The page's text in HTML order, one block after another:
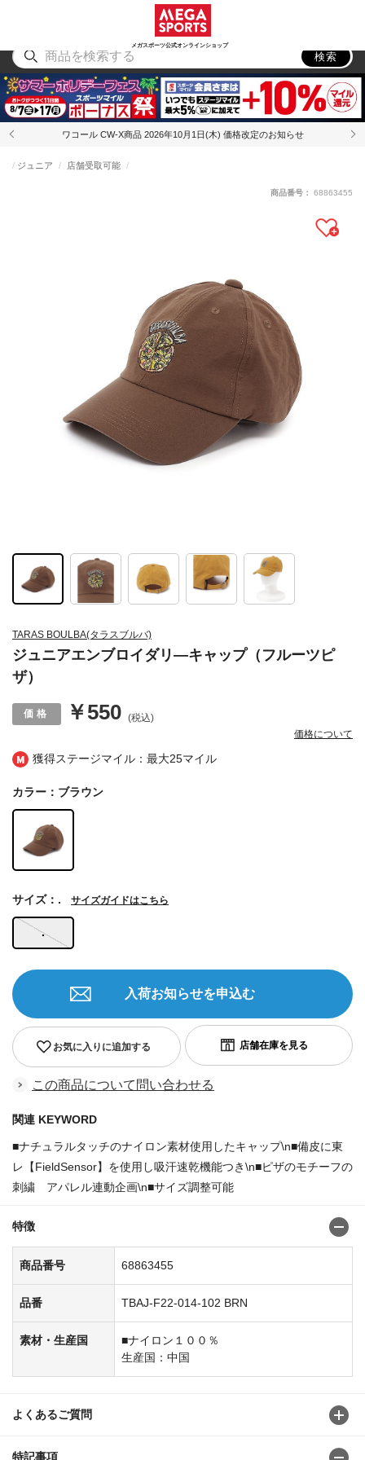
メガスポーツ公式オンラインショップ
アウトドア
検索
ワコール CW-X商品 2026年10月1日(木) 価格改定のお知らせ
獲得ステージマイル：最大25マイル
TARAS BOULBA(タラスブルバ)
ジュニアエンブロイダリ―キャップ（フルーツピ
ザ）
ジュニア 店舗受取可能
￥550 (税込)
価格について
商品番号： 68863455
カラー：ブラウン
.
サイズ：. サイズガイドはこちら
お気に入りに追加する
入荷お知らせを申込む
この商品について問い合わせる
関連 KEYWORD
■ナチュラルタッチのナイロン素材使用したキャップ\n■備皮に東
レ【FieldSensor】を使用し吸汗速乾機能つき\n■ピザのモチーフの
刺繍 アパレル連動企画\n■サイズ調整可能
特徴
商品番号 68863455
品番 TBAJ-F22-014-102 BRN
素材・生産国
■ナイロン１００％
生産国：中国
よくあるご質問
特記事項